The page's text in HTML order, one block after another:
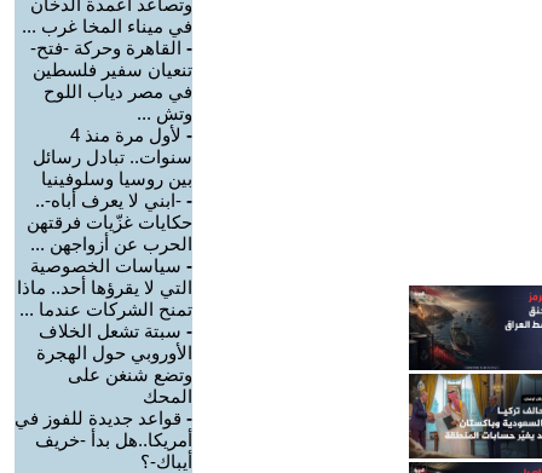
وتصاعد أعمدة الدخان
في ميناء المخا غرب ...
- القاهرة وحركة -فتح-
تنعيان سفير فلسطين
في مصر دياب اللوح
وتش ...
-
لأول مرة منذ 4
سنوات.. تبادل رسائل
بين روسيا وسلوفينيا
- -ابني لا يعرف أباه-..
حكايات غزّيات فرقتهن
الحرب عن أزواجهن ...
- سياسات الخصوصية
التي لا يقرؤها أحد.. ماذا
تمنح الشركات عندما ...
- سبتة تشعل الخلاف
الأوروبي حول الهجرة
وتضع شنغن على
المحك
- قواعد جديدة للفوز في
أمريكا..هل بدأ -خريف
أيباك-؟